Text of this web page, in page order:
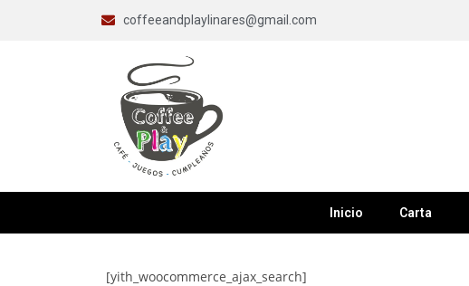
coffeeandplaylinares@gmail.com
Inicio Carta
[yith_woocommerce_ajax_search]